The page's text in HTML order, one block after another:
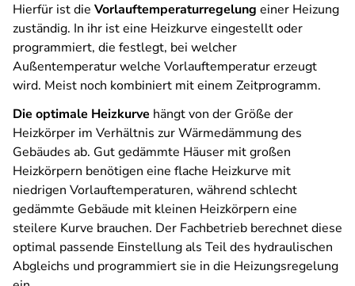
Hierfür ist die Vorlauftemperaturregelung einer Heizung
zuständig. In ihr ist eine Heizkurve eingestellt oder
programmiert, die festlegt, bei welcher
Außentemperatur welche Vorlauftemperatur erzeugt
wird. Meist noch kombiniert mit einem Zeitprogramm.
Die optimale Heizkurve hängt von der Größe der
Heizkörper im Verhältnis zur Wärmedämmung des
Gebäudes ab. Gut gedämmte Häuser mit großen
Heizkörpern benötigen eine flache Heizkurve mit
niedrigen Vorlauftemperaturen, während schlecht
gedämmte Gebäude mit kleinen Heizkörpern eine
steilere Kurve brauchen. Der Fachbetrieb berechnet diese
optimal passende Einstellung als Teil des hydraulischen
Abgleichs und programmiert sie in die Heizungsregelung